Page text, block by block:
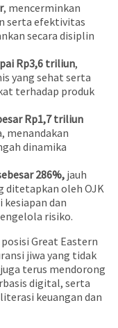
, mencerminkan
serta efektivitas
secara disiplin
Rp3,6 triliun,
yang sehat serta
terhadap produk
Rp1,7 triliun
menandakan
dinamika
286%,jauh
ditetapkan oleh OJK
kesiapan dan
risiko.
Great Eastern
jiwa yang tidak
terus mendorong
digital, serta
keuangan dan